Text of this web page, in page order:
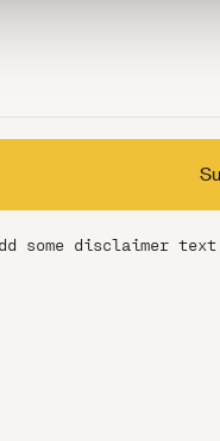
some disclaimer